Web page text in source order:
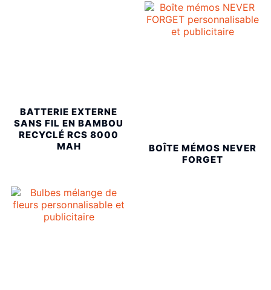
BATTERIE EXTERNE
SANS FIL EN BAMBOU
RECYCLÉ RCS 8000
MAH
BOÎTE MÉMOS NEVER
FORGET